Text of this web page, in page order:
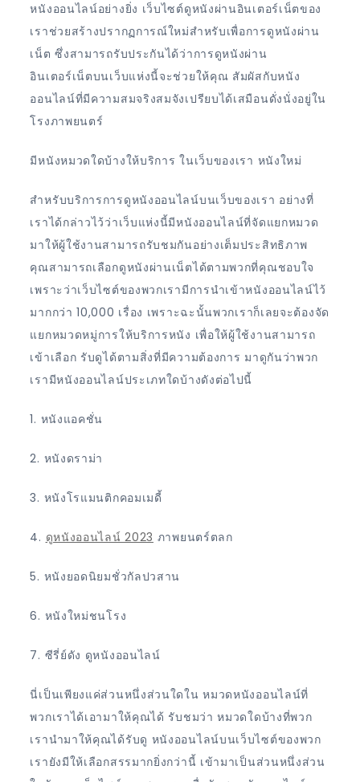
หนังออนไลน์อย่างยิ่ง เว็บไซต์ดูหนังผ่านอินเตอร์เน็ตของ
เราช่วยสร้างปรากฏการณ์ใหม่สำหรับเพื่อการดูหนังผ่าน
เน็ต ซึ่งสามารถรับประกันได้ว่าการดูหนังผ่าน
อินเตอร์เน็ตบนเว็บแห่งนี้จะช่วยให้คุณ สัมผัสกับหนัง
ออนไลน์ที่มีความสมจริงสมจังเปรียบได้เสมือนดั่งนั่งอยู่ใน
โรงภาพยนตร์
มีหนังหมวดใดบ้างให้บริการ ในเว็บของเรา หนังใหม่
สำหรับบริการการดูหนังออนไลน์บนเว็บของเรา อย่างที่
เราได้กล่าวไว้ว่าเว็บแห่งนี้มีหนังออนไลน์ที่จัดแยกหมวด
มาให้ผู้ใช้งานสามารถรับชมกันอย่างเต็มประสิทธิภาพ
คุณสามารถเลือกดูหนังผ่านเน็ตได้ตามพวกที่คุณชอบใจ
เพราะว่าเว็บไซต์ของพวกเรามีการนำเข้าหนังออนไลน์ไว้
มากกว่า 10,000 เรื่อง เพราะฉะนั้นพวกเราก็เลยจะต้องจัด
แยกหมวดหมู่การให้บริการหนัง เพื่อให้ผู้ใช้งานสามารถ
เข้าเลือก รับดูได้ตามสิ่งที่มีความต้องการ มาดูกันว่าพวก
เรามีหนังออนไลน์ประเภทใดบ้างดังต่อไปนี้
1. หนังแอคชั่น
2. หนังดราม่า
3. หนังโรแมนติกคอมเมดี้
4. ดูหนังออนไลน์ 2023 ภาพยนตร์ตลก
5. หนังยอดนิยมชั่วกัลปวสาน
6. หนังใหม่ชนโรง
7. ซีรี่ย์ดัง ดูหนังออนไลน์
นี่เป็นเพียงแค่ส่วนหนึ่งส่วนใดใน หมวดหนังออนไลน์ที่
พวกเราได้เอามาให้คุณได้ รับชมว่า หมวดใดบ้างที่พวก
เรานำมาให้คุณได้รับดู หนังออนไลน์บนเว็บไซต์ของพวก
เรายังมีให้เลือกสรรมากยิ่งกว่านี้ เข้ามาเป็นส่วนหนึ่งส่วน